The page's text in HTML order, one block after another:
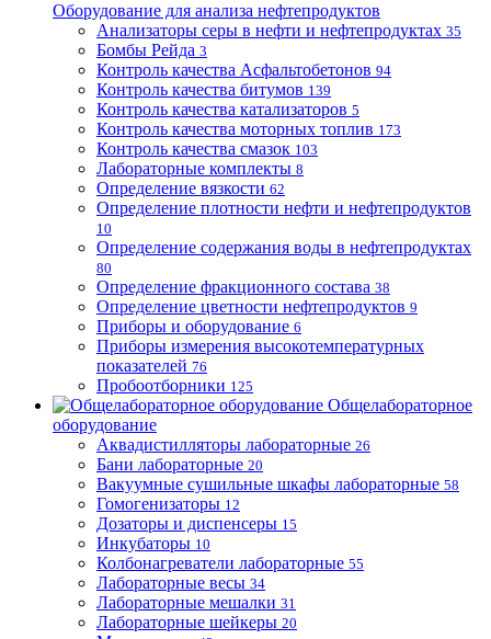
Оборудование для анализа нефтепродуктов
Анализаторы серы в нефти и нефтепродуктах 35
Бомбы Рейда 3
Контроль качества Асфальтобетонов 94
Контроль качества битумов 139
Контроль качества катализаторов 5
Контроль качества моторных топлив 173
Контроль качества смазок 103
Лабораторные комплекты 8
Определение вязкости 62
Определение плотности нефти и нефтепродуктов
10
Определение содержания воды в нефтепродуктах
80
Определение фракционного состава 38
Определение цветности нефтепродуктов 9
Приборы и оборудование 6
Приборы измерения высокотемпературных
показателей 76
Пробоотборники 125
Общелабораторное
оборудование
Аквадистилляторы лабораторные 26
Бани лабораторные 20
Вакуумные сушильные шкафы лабораторные 58
Гомогенизаторы 12
Дозаторы и диспенсеры 15
Инкубаторы 10
Колбонагреватели лабораторные 55
Лабораторные весы 34
Лабораторные мешалки 31
Лабораторные шейкеры 20